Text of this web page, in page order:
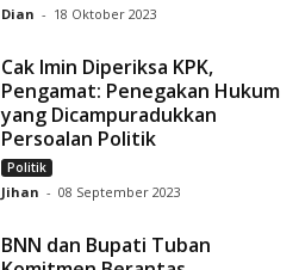
Dian - 18 Oktober 2023
Cak Imin Diperiksa KPK,
Pengamat: Penegakan Hukum
yang Dicampuradukkan
Persoalan Politik
Politik
Jihan - 08 September 2023
BNN dan Bupati Tuban